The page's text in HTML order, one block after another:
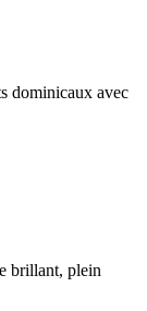
dominicaux avec
brillant, plein